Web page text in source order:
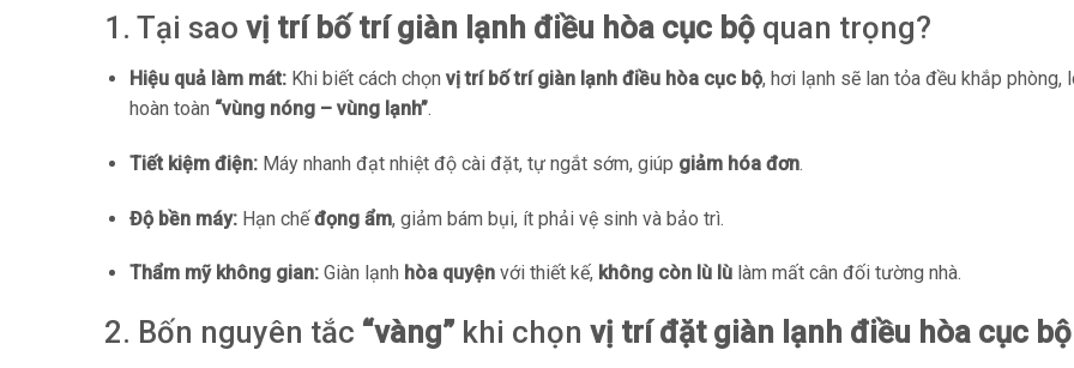
1. Tại sao vị trí bố trí giàn lạnh điều hòa cục bộ quan trọng?
Hiệu quả làm mát:Khi biết cách chọn vị trí bố trí giàn lạnh điều hòa cục bộ, hơi lạnh sẽ lan tỏa đều khắp phòng,
hoàn toàn “vùng nóng – vùng lạnh”.
Tiết kiệm điện:Máy nhanh đạt nhiệt độ cài đặt, tự ngắt sớm, giúp giảm hóa đơn.
Độ bền máy:Hạn chếđọng ẩm, giảm bám bụi, ít phải vệ sinh và bảo trì.
Thẩm mỹ không gian:Giàn lạnh hòa quyệnvới thiết kế, không còn lù lùlàm mất cân đối tường nhà.
2. Bốn nguyên tắc “vàng” khi chọn vị trí đặt giàn lạnh điều hòa cục bộ